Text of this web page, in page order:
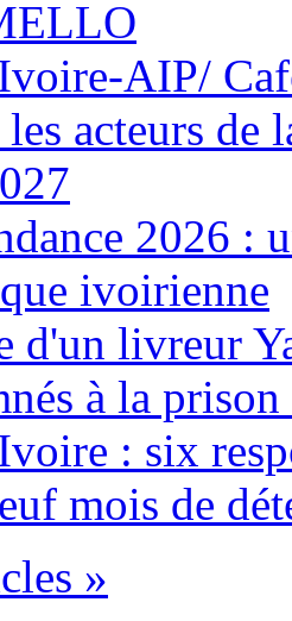
AIP/
acteurs de
2026 :
ivoirienne
d'un livreur
à la
: six
mois de
»